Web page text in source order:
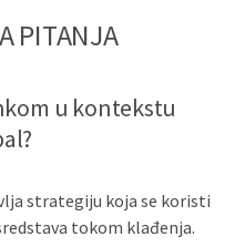
PITANJA
u kontekstu
strategiju koja se koristi
tokom klađenja.